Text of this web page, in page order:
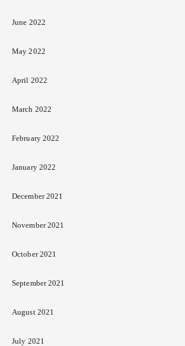
June 2022
May 2022
April 2022
March 2022
February 2022
January 2022
December 2021
November 2021
October 2021
September 2021
August 2021
July 2021